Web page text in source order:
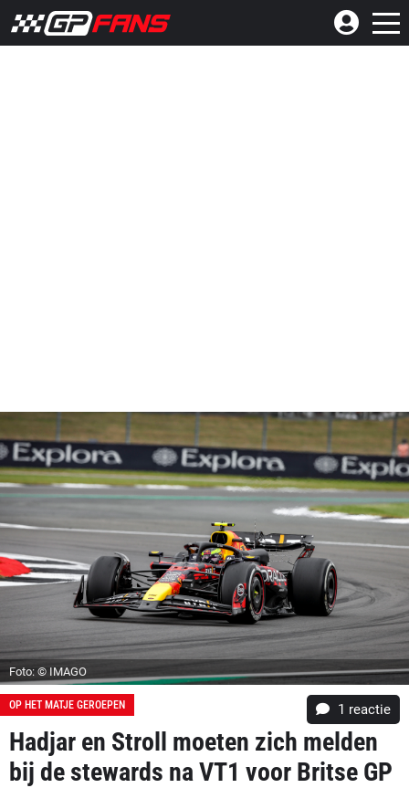
Foto: © IMAGO
OP HET MATJE GEROEPEN 1 reactie
Hadjar en Stroll moeten zich melden
bij de stewards na VT1 voor Britse GP